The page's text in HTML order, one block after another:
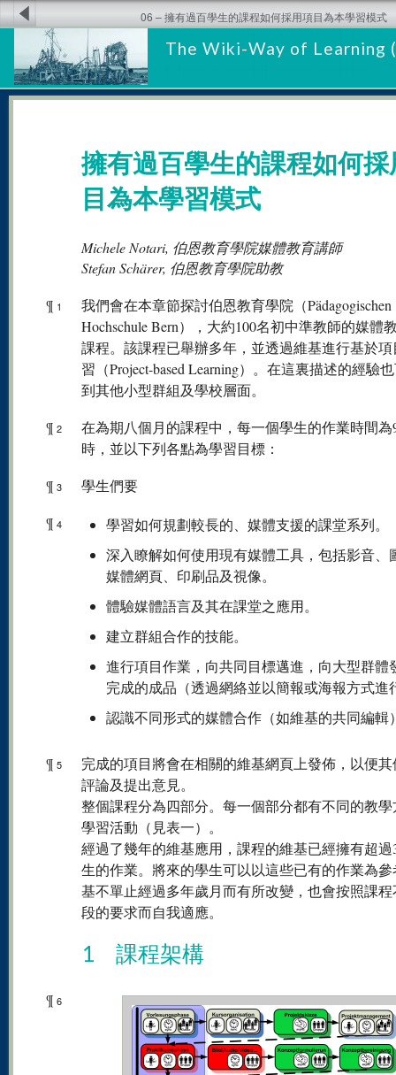
The Wiki-Way of Learning
06 – 擁有過百學生的課程如何採用項目為本學習模式
擁有過百學生的課程如何採
目為本學習模式
Michele Notari, 伯恩教育學院媒體教育講師
Stefan Schärer, 伯恩教育學院助教
¶ 1
我們會在本章節探討伯恩教育學院（Pädagogischen
Hochschule Bern），大約100名初中準教師的媒體
課程。該課程已舉辦多年，並透過維基進行基於
習（Project-based Learning）。在這裏描述的經驗
到其他小型群組及學校層面。
¶ 2
在為期八個月的課程中，每一個學生的作業時間為
時，並以下列各點為學習目標：
¶ 3
學生們要
¶ 4
學習如何規劃較長的、媒體支援的課堂系列。
深入瞭解如何使用現有媒體工具，包括影音、
媒體網頁、印刷品及視像。
體驗媒體語言及其在課堂之應用。
建立群組合作的技能。
進行項目作業，向共同目標邁進，向大型群體
完成的成品（透過網絡並以簡報或海報方式進
認識不同形式的媒體合作（如維基的共同編輯
¶ 5
完成的項目將會在相關的維基網頁上發佈，以便
評論及提出意見。
整個課程分為四部分。每一個部分都有不同的教
學習活動（見表一）。
經過了幾年的維基應用，課程的維基已經擁有超過
生的作業。將來的學生可以以這些已有的作業為
基不單止經過多年歲月而有所改變，也會按照課
段的要求而自我適應。
1 課程架構
¶ 6